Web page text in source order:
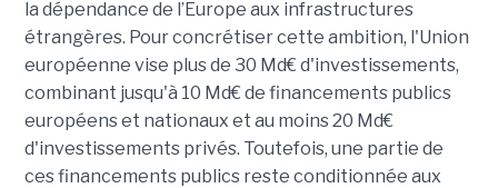
la dépendance de l’Europe aux infrastructures
étrangères. Pour concrétiser cette ambition, l'Union
européenne vise plus de 30 Md€ d'investissements,
combinant jusqu'à 10 Md€ de financements publics
européens et nationaux et au moins 20 Md€
d'investissements privés. Toutefois, une partie de
ces financements publics reste conditionnée aux